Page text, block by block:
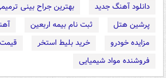
دانلود آهنگ جدید
بهترین جراح بینی
پرشین هتل
ثبت نام بیمه اربعین
مزایده خودرو
خرید بلیط استخر
فروشنده مواد شیمیایی